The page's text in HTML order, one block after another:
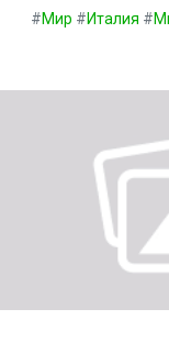
#Мир #Италия #